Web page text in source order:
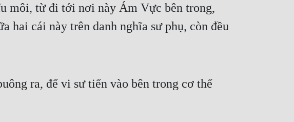
môi, từ đi tới nơi này Ám Vực bên trong,
hai cái này trên danh nghĩa sư phụ, còn đều
ra, để vi sư tiến vào bên trong cơ thể